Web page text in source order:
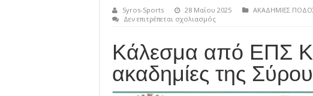
Syros-Sports 28 Μαΐου 2025 ΑΚΑΔΗΜΙΕΣ
Δεν επιτρέπεται σχολιασμόςστο
Κυκλάδων
ακαδημίες
της
Σύρου
Κάλεσμα από ΕΠΣ
ακαδημίες της Σύρου